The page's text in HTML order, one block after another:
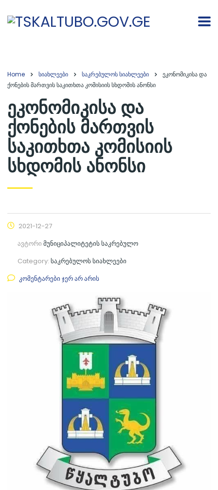
Home სიახლეები საკრებულოს სიახლეები
ეკონომიკისა და
ქონების მართვის საკითხთა კომისიის სხდომის ანონსი
ეკონომიკისა და
ქონების მართვის
საკითხთა კომისიის
სხდომის ანონსი
2021-12-27
ავტორი მუნიციპალიტეტის საკრებულო
Category: საკრებულოს სიახლეები
კომენტარები ჯერ არ არის